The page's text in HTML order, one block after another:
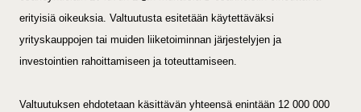
erityisiä oikeuksia. Valtuutusta esitetään käytettäväksi
yrityskauppojen tai muiden liiketoiminnan järjestelyjen ja
investointien rahoittamiseen ja toteuttamiseen.
Valtuutuksen ehdotetaan käsittävän yhteensä enintään 12 000 000